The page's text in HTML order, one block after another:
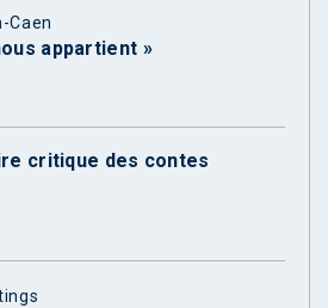
Caen
appartient »
critique des contes